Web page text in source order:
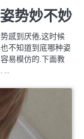
势妙不妙
感到厌倦,这时候
不知道到底哪种姿
易模仿的.下面教
…